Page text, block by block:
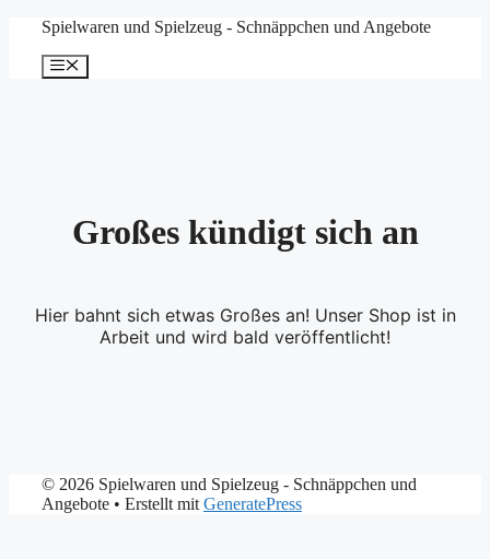
springen
Spielwaren und Spielzeug - Schnäppchen und Angebote
Menü
Großes kündigt sich an
Hier bahnt sich etwas Großes an! Unser Shop ist in
Arbeit und wird bald veröffentlicht!
© 2026 Spielwaren und Spielzeug - Schnäppchen und
Angebote • Erstellt mit GeneratePress